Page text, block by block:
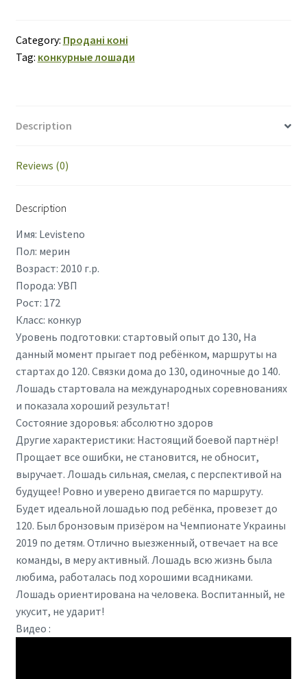
Category: Продані коні
Tag: конкурные лошади
Description
Reviews (0)
Description
Имя: Levisteno
Пол: мерин
Возраст: 2010 г.р.
Порода: УВП
Рост: 172
Класс: конкур
Уровень подготовки: стартовый опыт до 130, На
данный момент прыгает под ребёнком, маршруты на
стартах до 120. Связки дома до 130, одиночные до 140.
Лошадь стартовала на международных соревнованиях
и показала хороший результат!
Состояние здоровья: абсолютно здоров
Другие характеристики: Настоящий боевой партнёр!
Прощает все ошибки, не становится, не обносит,
выручает. Лошадь сильная, смелая, с перспективой на
будущее! Ровно и уверено двигается по маршруту.
Будет идеальной лошадью под ребёнка, провезет до
120. Был бронзовым призёром на Чемпионате Украины
2019 по детям. Отлично выезженный, отвечает на все
команды, в меру активный. Лошадь всю жизнь была
любима, работалась под хорошими всадниками.
Лошадь ориентирована на человека. Воспитанный, не
укусит, не ударит!
Видео :